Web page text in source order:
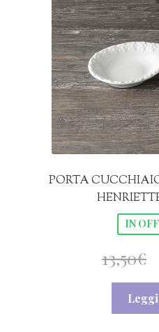
PORTA
IN
13,50€